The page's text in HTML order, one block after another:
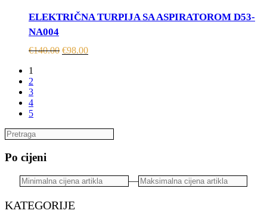
ELEKTRIČNA TURPIJA SA ASPIRATOROM D53-
NA004
€140.00 €98.00
1
2
3
4
5
Po cijeni
—
KATEGORIJE